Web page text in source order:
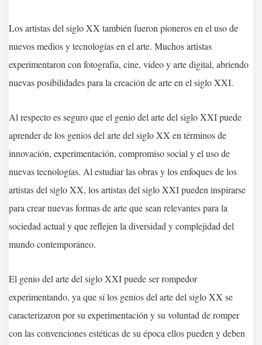
Los artistas del siglo XX también fueron pioneros en el uso de
nuevos medios y tecnologías en el arte. Muchos artistas
experimentaron con fotografía, cine, video y arte digital, abriendo
nuevas posibilidades para la creación de arte en el siglo XXI.
Al respecto es seguro que el genio del arte del siglo XXI puede
aprender de los genios del arte del siglo XX en términos de
innovación, experimentación, compromiso social y el uso de
nuevas tecnologías. Al estudiar las obras y los enfoques de los
artistas del siglo XX, los artistas del siglo XXI pueden inspirarse
para crear nuevas formas de arte que sean relevantes para la
sociedad actual y que reflejen la diversidad y complejidad del
mundo contemporáneo.
El genio del arte del siglo XXI puede ser rompedor
experimentando, ya que sí los genios del arte del siglo XX se
caracterizaron por su experimentación y su voluntad de romper
con las convenciones estéticas de su época ellos pueden y deben